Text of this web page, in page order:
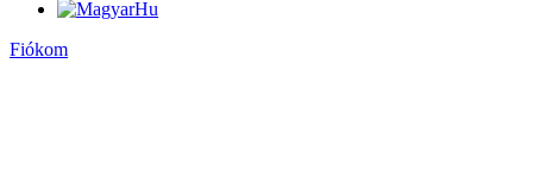
Hu
Fiókom